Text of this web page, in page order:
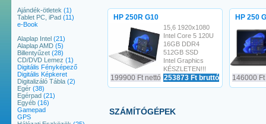
Ajándék-ötletek (1)
Tablet PC, iPad (11)
e-Book
Alaplap Intel (21)
Alaplap AMD (5)
Billentyűzet (28)
CD/DVD Lemez (1)
Digitális Fényképező
Digitális Képkeret
Digitalizáló Tábla (2)
Egér (38)
Egérpad (21)
Egyéb (16)
Gamepad
GPS
HP 250R G10
15,6 1920x1080
Intel Core 5 120U
16GB DDR4
512GB SSD
Intel Graphics
KÉSZLETEN!!!
199900 Ft nettó 253873 Ft bruttó
HP 250
146000
SZÁMÍTÓGÉPEK